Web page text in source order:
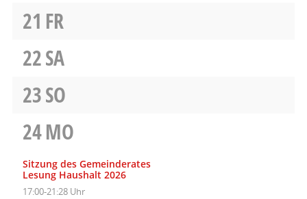
21 FR
22SA
23SO
24MO
Sitzung des Gemeinderates
Lesung Haushalt 2026
17:00-21:28 Uhr